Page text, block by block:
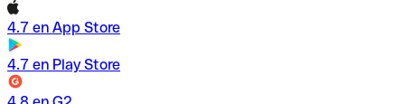
4.7 en App Store
4.7 en Play Store